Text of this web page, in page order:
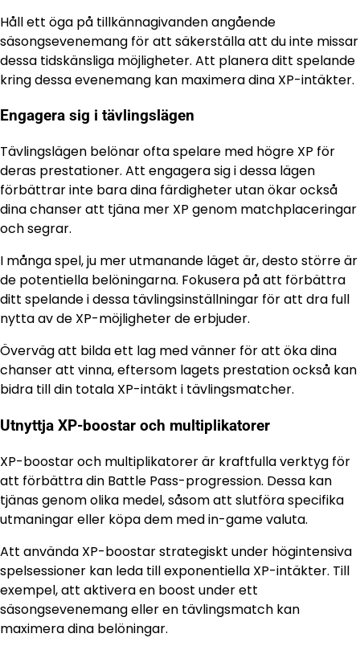
Håll ett öga på tillkännagivanden angående
säsongsevenemang för att säkerställa att du inte missar
dessa tidskänsliga möjligheter. Att planera ditt spelande
kring dessa evenemang kan maximera dina XP-intäkter.
Engagera sig i tävlingslägen
Tävlingslägen belönar ofta spelare med högre XP för
deras prestationer. Att engagera sig i dessa lägen
förbättrar inte bara dina färdigheter utan ökar också
dina chanser att tjäna mer XP genom matchplaceringar
och segrar.
I många spel, ju mer utmanande läget är, desto större är
de potentiella belöningarna. Fokusera på att förbättra
ditt spelande i dessa tävlingsinställningar för att dra full
nytta av de XP-möjligheter de erbjuder.
Överväg att bilda ett lag med vänner för att öka dina
chanser att vinna, eftersom lagets prestation också kan
bidra till din totala XP-intäkt i tävlingsmatcher.
Utnyttja XP-boostar och multiplikatorer
XP-boostar och multiplikatorer är kraftfulla verktyg för
att förbättra din Battle Pass-progression. Dessa kan
tjänas genom olika medel, såsom att slutföra specifika
utmaningar eller köpa dem med in-game valuta.
Att använda XP-boostar strategiskt under högintensiva
spelsessioner kan leda till exponentiella XP-intäkter. Till
exempel, att aktivera en boost under ett
säsongsevenemang eller en tävlingsmatch kan
maximera dina belöningar.